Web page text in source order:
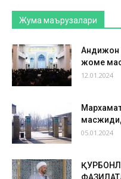
Жума маърузалари
Андижон
жоме
12.01.2024
05.01.2024